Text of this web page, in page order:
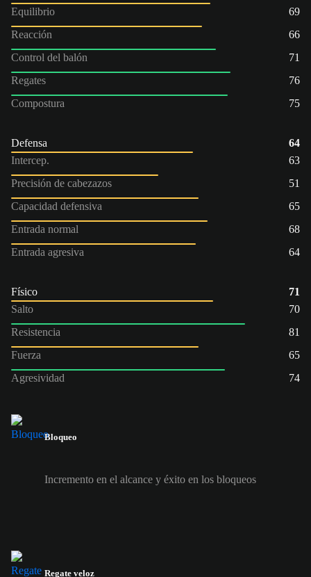
Equilibrio
69
Reacción
66
Control del balón
71
Regates
76
Compostura
75
Defensa
64
Intercep.
63
Precisión de cabezazos
51
Capacidad defensiva
65
Entrada normal
68
Entrada agresiva
64
Físico
71
Salto
70
Resistencia
81
Fuerza
65
Agresividad
74
Bloqueo
Incremento en el alcance y éxito en los bloqueos
Regate veloz